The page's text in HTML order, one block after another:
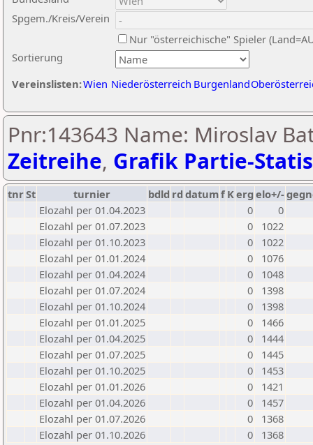
Sortierung
Spgem./Kreis/Verein
Nur "österreichische" Spieler
Vereinslisten:Wien Niederösterreich Burgenland
Pnr:143643 Name: Miroslav
Zeitreihe, Grafik Partie-
tnrSt turnier bdld rd datumf Kerg elo+/-
Elozahl per 01.04.2023
0
0
Elozahl per 01.07.2023
0
1022
Elozahl per 01.10.2023
0
1022
Elozahl per 01.01.2024
0
1076
Elozahl per 01.04.2024
0
1048
Elozahl per 01.07.2024
0
1398
Elozahl per 01.10.2024
0
1398
Elozahl per 01.01.2025
0
1466
Elozahl per 01.04.2025
0
1444
Elozahl per 01.07.2025
0
1445
Elozahl per 01.10.2025
0
1453
Elozahl per 01.01.2026
0
1421
Elozahl per 01.04.2026
0
1457
Elozahl per 01.07.2026
0
1368
Elozahl per 01.10.2026
0 1368